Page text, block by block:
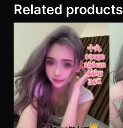
Related products